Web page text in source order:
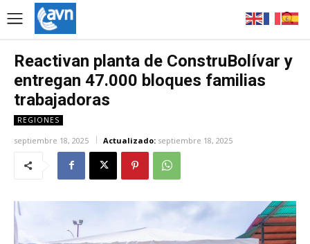
Reactivan planta de ConstruBolívar y
entregan 47.000 bloques familias
trabajadoras
REGIONES
septiembre 18, 2025 Actualizado: septiembre 18, 2025